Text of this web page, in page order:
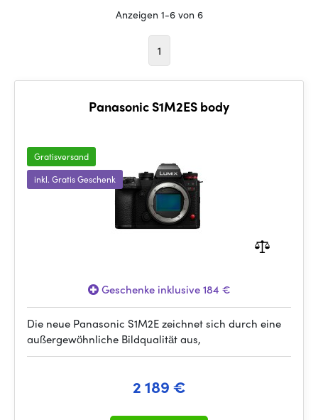
Anzeigen 1-6 von 6
1
Panasonic S1M2ES body
Gratisversand
inkl. Gratis Geschenk
Geschenke inklusive 184 €
Die neue Panasonic S1M2E zeichnet sich durch eine
außergewöhnliche Bildqualität aus,
2 189 €